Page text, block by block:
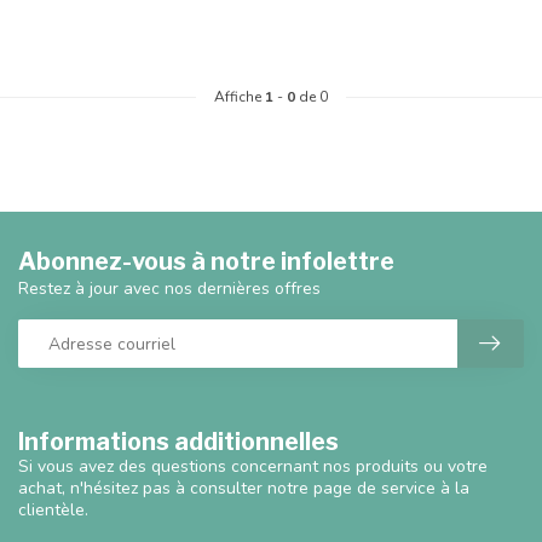
Affiche 1 - 0 de 0
Informations additionnelles
Si vous avez des questions concernant nos produits ou votre
achat, n'hésitez pas à consulter notre page de service à la
clientèle.
Abonnez-vous à notre infolettre
Restez à jour avec nos dernières offres